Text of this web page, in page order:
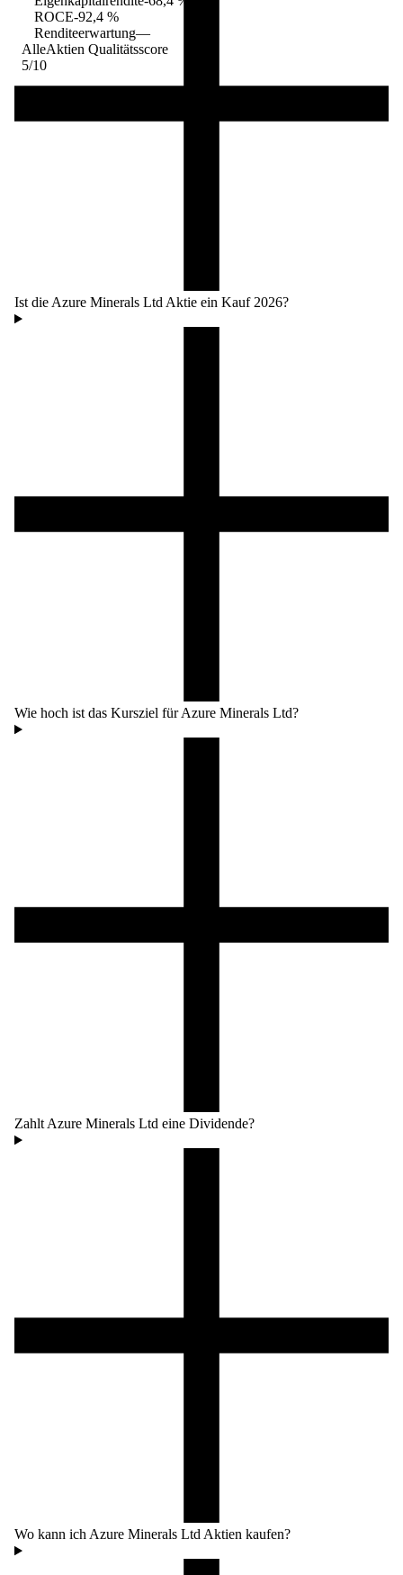
ROCE-92,4 %
Renditeerwartung—
AlleAktien Qualitätsscore
5/10
Ist die Azure Minerals Ltd Aktie ein Kauf 2026?
Wie hoch ist das Kursziel für Azure Minerals Ltd?
Zahlt Azure Minerals Ltd eine Dividende?
Wo kann ich Azure Minerals Ltd Aktien kaufen?